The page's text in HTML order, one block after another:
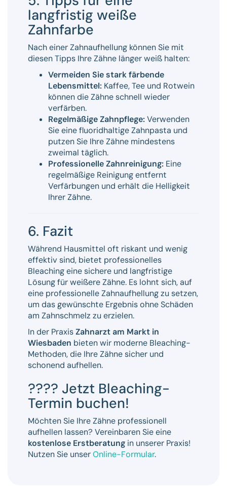
langfristig weiße
Zahnfarbe
Nach einer Zahnaufhellung können Sie mit
diesen Tipps Ihre Zähne länger weiß halten:
Vermeiden Sie stark färbende
Lebensmittel: Kaffee, Tee und Rotwein
können die Zähne schnell wieder
verfärben.
Regelmäßige Zahnpflege: Verwenden
Sie eine fluoridhaltige Zahnpasta und
putzen Sie Ihre Zähne mindestens
zweimal täglich.
Professionelle Zahnreinigung: Eine
regelmäßige Reinigung entfernt
Verfärbungen und erhält die Helligkeit
Ihrer Zähne.
6. Fazit
Während Hausmittel oft riskant und wenig
effektiv sind, bietet professionelles
Bleaching eine sichere und langfristige
Lösung für weißere Zähne. Es lohnt sich, auf
eine professionelle Zahnaufhellung zu setzen,
um das gewünschte Ergebnis ohne Schäden
am Zahnschmelz zu erzielen.
In der PraxisZahnarzt am Markt in
Wiesbaden bieten wir moderne Bleaching-
Methoden, die Ihre Zähne sicher und
schonend aufhellen.
???? Jetzt Bleaching-
Termin buchen!
Möchten Sie Ihre Zähne professionell
aufhellen lassen? Vereinbaren Sie eine
kostenlose Erstberatung in unserer Praxis!
Nutzen Sie unserOnline-Formular.